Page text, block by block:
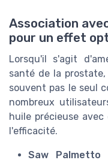
Association
pour un effet
Lorsqu'il s'agit
santé de la
souvent pas le seul
nombreux
huile précieuse
l'efficacité.
Saw Palmetto